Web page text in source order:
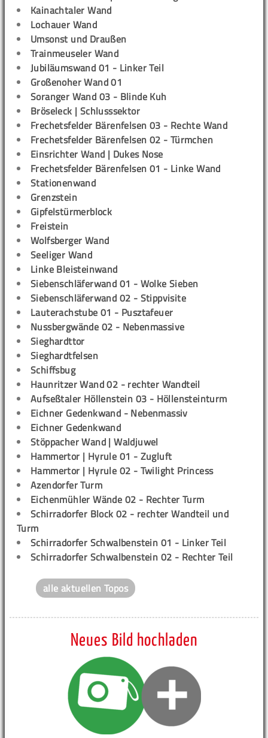
Kainachtaler Wand
Lochauer Wand
Umsonst und Draußen
Trainmeuseler Wand
Jubiläumswand 01 - Linker Teil
Großenoher Wand 01
Soranger Wand 03 - Blinde Kuh
Bröseleck | Schlusssektor
Frechetsfelder Bärenfelsen 03 - Rechte Wand
Frechetsfelder Bärenfelsen 02 - Türmchen
Einsrichter Wand | Dukes Nose
Frechetsfelder Bärenfelsen 01 - Linke Wand
Stationenwand
Grenzstein
Gipfelstürmerblock
Freistein
Wolfsberger Wand
Seeliger Wand
Linke Bleisteinwand
Siebenschläferwand 01 - Wolke Sieben
Siebenschläferwand 02 - Stippvisite
Lauterachstube 01 - Pusztafeuer
Nussbergwände 02 - Nebenmassive
Sieghardttor
Sieghardtfelsen
Schiffsbug
Haunritzer Wand 02 - rechter Wandteil
Aufseßtaler Höllenstein 03 - Höllensteinturm
Eichner Gedenkwand - Nebenmassiv
Eichner Gedenkwand
Stöppacher Wand | Waldjuwel
Hammertor | Hyrule 01 - Zugluft
Hammertor | Hyrule 02 - Twilight Princess
Azendorfer Turm
Eichenmühler Wände 02 - Rechter Turm
Schirradorfer Block 02 - rechter Wandteil und
Turm
Schirradorfer Schwalbenstein 01 - Linker Teil
Schirradorfer Schwalbenstein 02 - Rechter Teil
alle aktuellen Topos
Neues Bild hochladen